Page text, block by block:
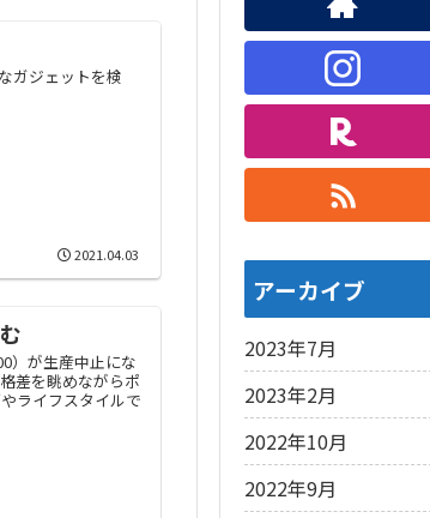
ガジェットを検
2021.04.03
）が生産中止にな
差を眺めながらポ
ライフスタイルで
アーカイブ
2023年7月
2023年2月
2022年10月
2022年9月